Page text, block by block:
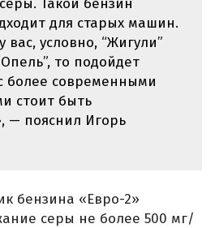
Такой бензин
для старых машин.
вас, условно, “Жигули”
то подойдет
более современными
стоит быть
— пояснил Игорь
бензина «Евро-2»
серы не более 500 мг/